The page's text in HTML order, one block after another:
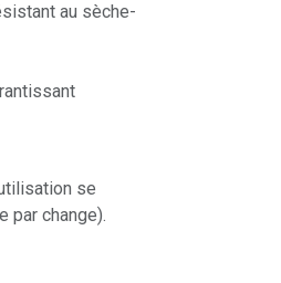
au sèche-
se
par change).